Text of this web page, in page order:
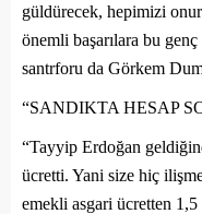
güldürecek, hepimizi
önemli başarılara bu
santrforu da Görkem
“SANDIKTA HESAP
“Tayyip Erdoğan
ücretti. Yani size hiç
emekli asgari ücretten 1,5